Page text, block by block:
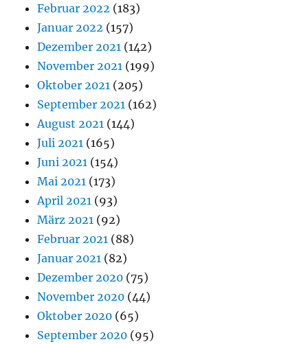
Februar 2022 (183)
Januar 2022 (157)
Dezember 2021 (142)
November 2021 (199)
Oktober 2021 (205)
September 2021 (162)
August 2021 (144)
Juli 2021 (165)
Juni 2021 (154)
Mai 2021 (173)
April 2021 (93)
März 2021 (92)
Februar 2021 (88)
Januar 2021 (82)
Dezember 2020 (75)
November 2020 (44)
Oktober 2020 (65)
September 2020 (95)